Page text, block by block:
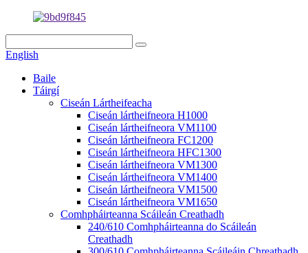
English
Baile
Táirgí
Ciseán Lártheifeacha
Ciseán lártheifneora H1000
Ciseán lártheifneora VM1100
Ciseán lártheifneora FC1200
Ciseán lártheifneora HFC1300
Ciseán lártheifneora VM1300
Ciseán lártheifneora VM1400
Ciseán lártheifneora VM1500
Ciseán lártheifneora VM1650
Comhpháirteanna Scáileán Creathadh
240/610 Comhpháirteanna do Scáileán
Creathadh